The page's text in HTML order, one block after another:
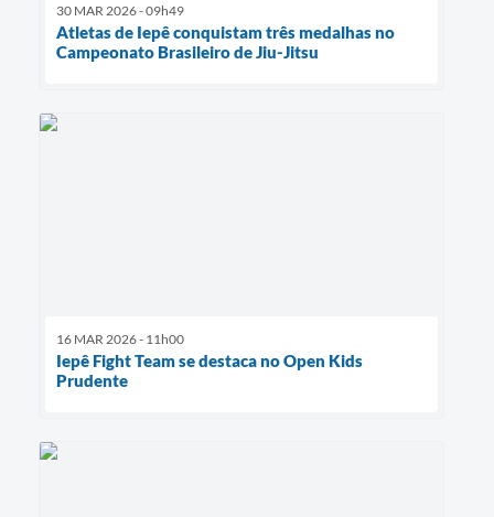
30 MAR 2026 - 09h49
Atletas de Iepê conquistam três medalhas no
Campeonato Brasileiro de Jiu-Jitsu
16 MAR 2026 - 11h00
Iepê Fight Team se destaca no Open Kids
Prudente